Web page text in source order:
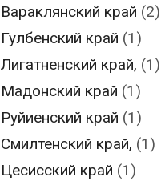
Вараклянский край (2)
Гулбенский край (1)
Лигатненский край, (1)
Мадонский край (1)
Руйиенский край (1)
Смилтенский край, (1)
Цесисский край (1)